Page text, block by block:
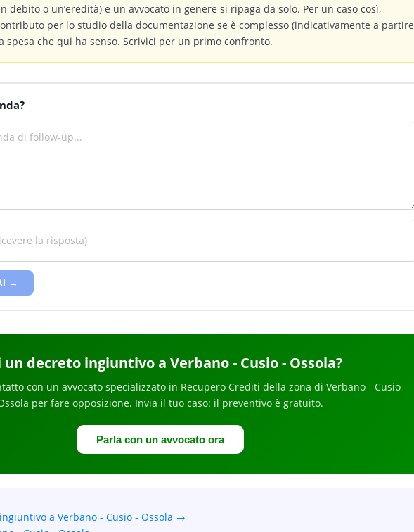
debito o un’eredità) e un avvocato in genere si ripaga da solo. Per un caso così,
per lo studio della documentazione se è complesso (indicativamente a partire
spesa che qui ha senso. Scrivici per un primo confronto.
→
un decreto ingiuntivoa Verbano - Cusio - Ossola?
con un avvocato specializzato in Recupero Crediti della zona di Verbano - Cusio -
per fare opposizione. Invia il tuo caso: il preventivo è gratuito.
Parla con un avvocato ora
a Verbano - Cusio - Ossola →